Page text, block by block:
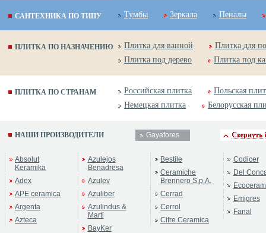
САНТЕХНИКА ПО ТИПУ Тумбы Зеркала Пеналы
ПЛИТКА ПО НАЗНАЧЕНИЮ Плитка для ванной
Плитка для
Плитка под дерево
Плитка под
ПЛИТКА ПО СТРАНАМ Российская плитка
Польская
Немецкая плитка
Белорусская
НАШИ ПРОИЗВОДИТЕЛИ Gayafores
Absolut
Keramika
Adex
APE ceramica
Argenta
Azteca
Azulejos
Benadresa
Azulev
Azuliber
Azulindus &
Marti
BayKer
Bestile
Ceramiche
Brennero S.p.A.
Cerrad
Cerrol
Cifre Ceramica
Codicer
Del
Emigres
Fanal